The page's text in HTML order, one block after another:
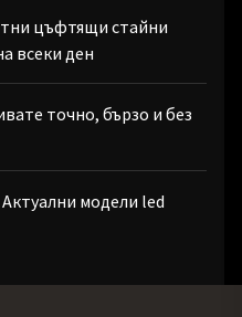
цъфтящи стайни
всеки ден
точно, бързо и без
модели led